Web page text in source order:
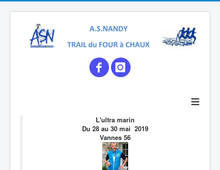
≡
L'ultra marin
Du 28 au 30 mai 2019
Vannes 56